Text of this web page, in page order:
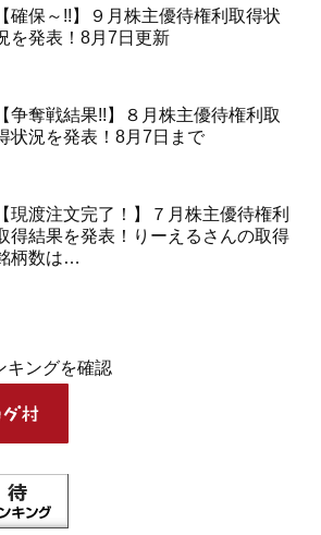
【確保～!!】９月株主優待権利取得状
を発表！8月7日更新
【争奪戦結果!!】８月株主優待権利取
状況を発表！8月7日まで
【現渡注文完了！】７月株主優待権利
得結果を発表！りーえるさんの取得
柄数は…
キングを確認